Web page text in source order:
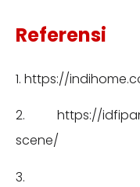
Referensi
1. https://
2. https://
scene/
3.